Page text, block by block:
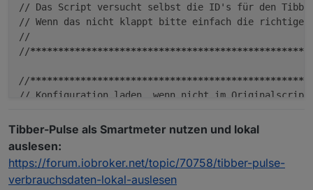
// Das Script versucht selbst die ID's für den
// Wenn das nicht klappt bitte einfach die richtigen
//
//************************************************
//************************************************
// Konfiguration laden, wenn nicht im Originalscript
var ConfigData = {
    statesPrefix: '0_userdata.0.ecoflow',
    RegulationState: "Regulate"
}
if (typeof ConfigData.email === 'undefined') {
Tibber-Pulse als Smartmeter nutzen und lokal
auslesen:
https://forum.iobroker.net/topic/70758/tibber-pulse-
verbrauchsdaten-lokal-auslesen